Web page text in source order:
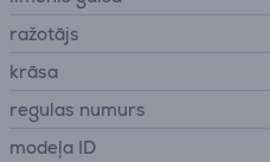
ražotājs
krāsa
regulas numurs
modeļa ID